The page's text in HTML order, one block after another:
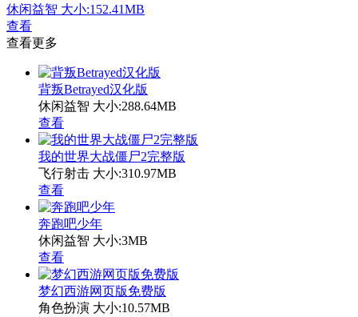
休闲益智 大小:152.41MB
查看
查看更多
背叛Betrayed汉化版
休闲益智 大小:288.64MB
查看
我的世界大战僵尸2完整版
飞行射击 大小:310.97MB
查看
奔跑吧少年
休闲益智 大小:3MB
查看
梦幻西游网页版免费版
角色扮演 大小:10.57MB